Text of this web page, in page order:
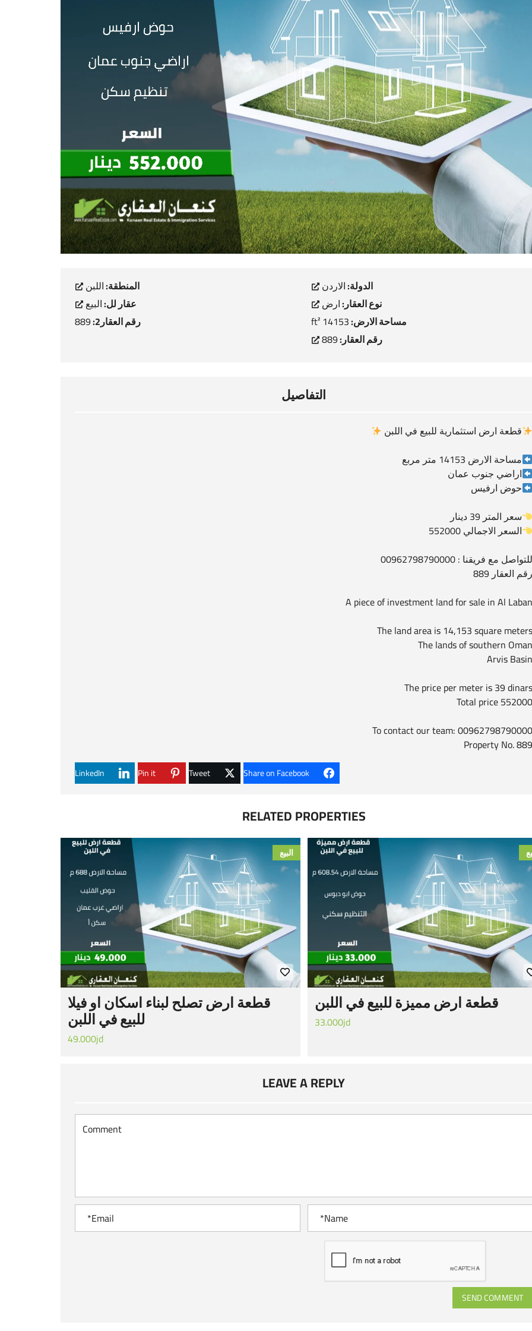
الدولة:الاردن المنطقة:اللبن
نوع العقار:ارض عقار لل:البيع
مساحة الارض:14153 ft² رقم العقار2: 889
رقم العقار:889
التفاصيل
قطعة ارض استثمارية للبيع في اللبن
مساحة الارض 14153 متر مربع
اراضي جنوب عمان
حوض ارفيس
سعر المتر 39 دينار
السعر الاجمالي 552000
للتواصل مع فريقنا : 00962798790000
رقم العقار 889
A piece of investment land for sale in Al Laban
The land area is 14,153 square meters
The lands of southern Oman
Arvis Basin
The price per meter is 39 dinars
Total price 552000
To contact our team: 00962798790000
Property No. 889
Share on Facebook
Tweet
Pin it
LinkedIn
RELATED PROPERTIES
قطعة ارض مميزة للبيع في اللبن
33.000jd
البيع
قطعة ارض تصلح لبناء اسكان او فيلا
للبيع في اللبن
49.000jd
LEAVE A REPLY
SEND COMMENT